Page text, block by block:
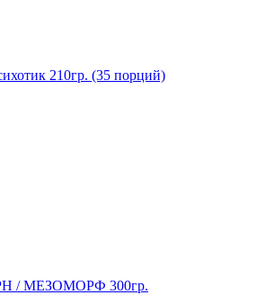
210гр. (35 порций)
/ МЕЗОМОРФ 300гр.